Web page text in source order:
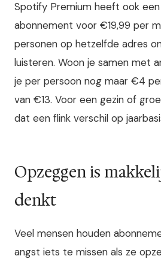
Spotify Premium heeft ook
abonnement voor €19,99 per
personen op hetzelfde adres
luisteren. Woon je samen met
je per persoon nog maar €4
van €13. Voor een gezin of
dat een flink verschil op
Opzeggen is
denkt
Veel mensen houden
angst iets te missen als ze